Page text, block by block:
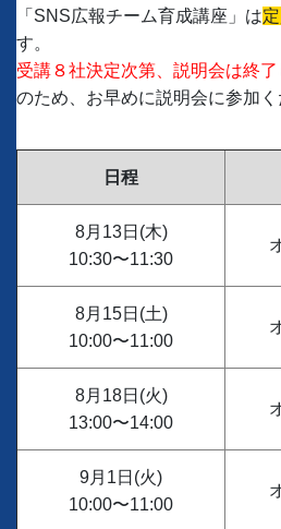
「SNS広報チーム育成講座」は
す。
受講８社決定次第、説明会は終了
のため、お早めに説明会に参加く
日程
8月13日(木)
10:30〜11:30
8月15日(土)
10:00〜11:00
8月18日(火)
13:00〜14:00
9月1日(火)
10:00〜11:00